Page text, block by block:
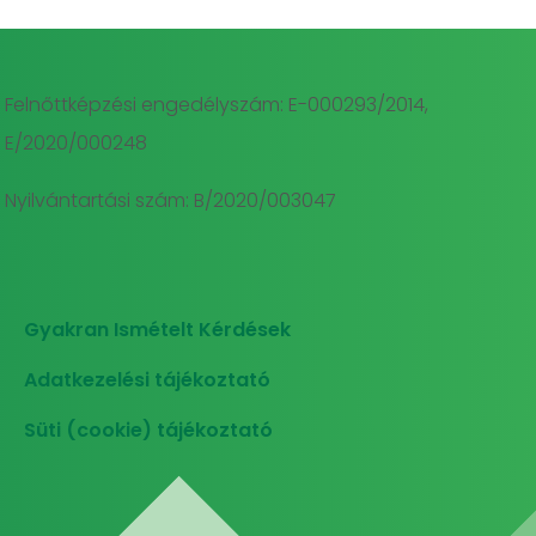
Felnőttképzési engedélyszám: E-000293/2014,
E/2020/000248
Nyilvántartási szám: B/2020/003047
Gyakran Ismételt Kérdések
Adatkezelési tájékoztató
Süti (cookie) tájékoztató